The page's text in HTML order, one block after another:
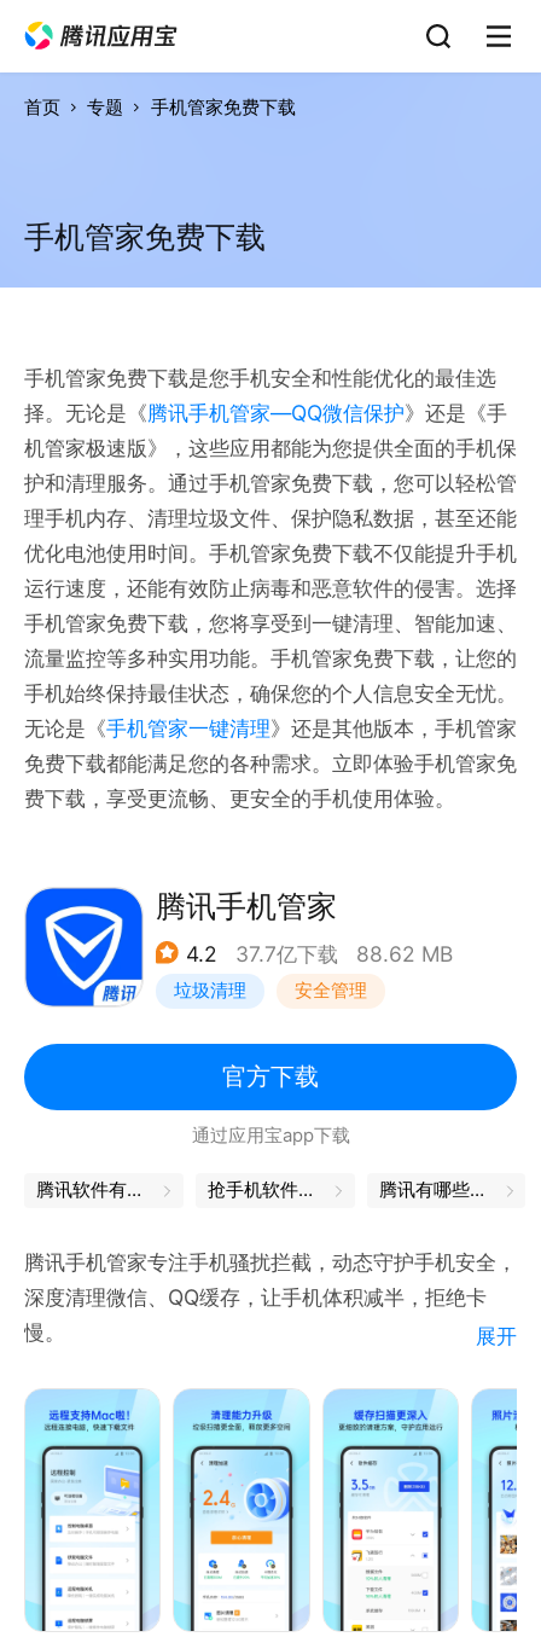
首页 专题 手机管家免费下载
手机管家免费下载
手机管家免费下载是您手机安全和性能优化的最佳选
择。无论是《腾讯手机管家—QQ微信保护》还是《手
机管家极速版》，这些应用都能为您提供全面的手机保
护和清理服务。通过手机管家免费下载，您可以轻松管
理手机内存、清理垃圾文件、保护隐私数据，甚至还能
优化电池使用时间。手机管家免费下载不仅能提升手机
运行速度，还能有效防止病毒和恶意软件的侵害。选择
手机管家免费下载，您将享受到一键清理、智能加速、
流量监控等多种实用功能。手机管家免费下载，让您的
手机始终保持最佳状态，确保您的个人信息安全无忧。
无论是《手机管家一键清理》还是其他版本，手机管家
免费下载都能满足您的各种需求。立即体验手机管家免
费下载，享受更流畅、更安全的手机使用体验。
腾讯手机管家
4.2 37.7亿下载 88.62 MB
垃圾清理 安全管理
官方下载
通过应用宝app下载
腾讯软件有哪些 抢手机软件哪个好 腾讯有哪些软件
腾讯手机管家专注手机骚扰拦截，动态守护手机安全，
深度清理微信、QQ缓存，让手机体积减半，拒绝卡
慢。
【骚扰拦截】智能拦截骚扰电话，过滤诈骗垃圾短信
【接听助理】不怕漏过重要电话，放心挂断骚扰电话
【清理加速】清理加速能力升级，释放空间告别卡慢
【微信清理】个性清理微信缓存，保证微信安全运行
---贴心守护---
【病毒查杀】安全防护全新升级，软件云查风险提醒
【隐私保险箱】个性化守护的您的个人隐私
展开